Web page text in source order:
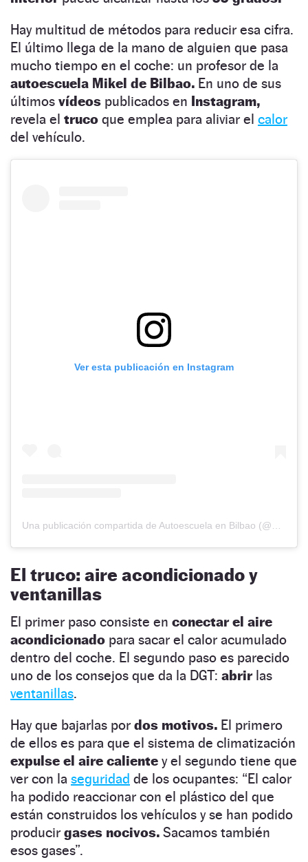
Hay multitud de métodos para reducir esa cifra.
El último llega de la mano de alguien que pasa
mucho tiempo en el coche: un profesor de la
autoescuela Mikel de Bilbao. En uno de sus
últimos vídeos publicados en Instagram,
revela el truco que emplea para aliviar el calor
del vehículo.
Ver esta publicación en Instagram
Una publicación compartida de Autoescuela en Bilbao (@autoescuelamikel)
El truco: aire acondicionado y
ventanillas
El primer paso consiste en conectar el aire
acondicionado para sacar el calor acumulado
dentro del coche. El segundo paso es parecido
uno de los consejos que da la DGT: abrir las
ventanillas.
Hay que bajarlas por dos motivos. El primero
de ellos es para que el sistema de climatización
expulse el aire caliente y el segundo tiene que
ver con la seguridad de los ocupantes: “El calor
ha podido reaccionar con el plástico del que
están construidos los vehículos y se han podido
producir gases nocivos. Sacamos también
esos gases”.